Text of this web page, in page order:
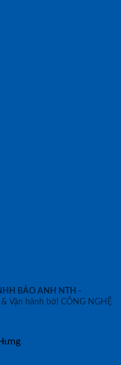
BẢO ANH NTH -
Vận hành bởi CÔNG NGHỆ